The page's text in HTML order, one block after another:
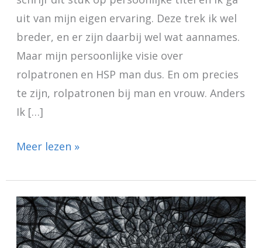
uit van mijn eigen ervaring. Deze trek ik wel
breder, en er zijn daarbij wel wat aannames.
Maar mijn persoonlijke visie over
rolpatronen en HSP man dus. En om precies
te zijn, rolpatronen bij man en vrouw. Anders
Ik […]
Meer lezen »
Duizeligheid
en
HSP